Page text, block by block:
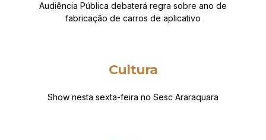
Audiência Pública debaterá regra sobre ano de
fabricação de carros de aplicativo
Cultura
Show nesta sexta-feira no Sesc Araraquara